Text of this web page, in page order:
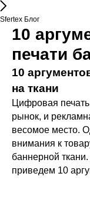
Sfertex Блог
10
печати
10
на ткани
Цифровая
рынок, и
весомое место.
внимания к
баннерной
приведем 10